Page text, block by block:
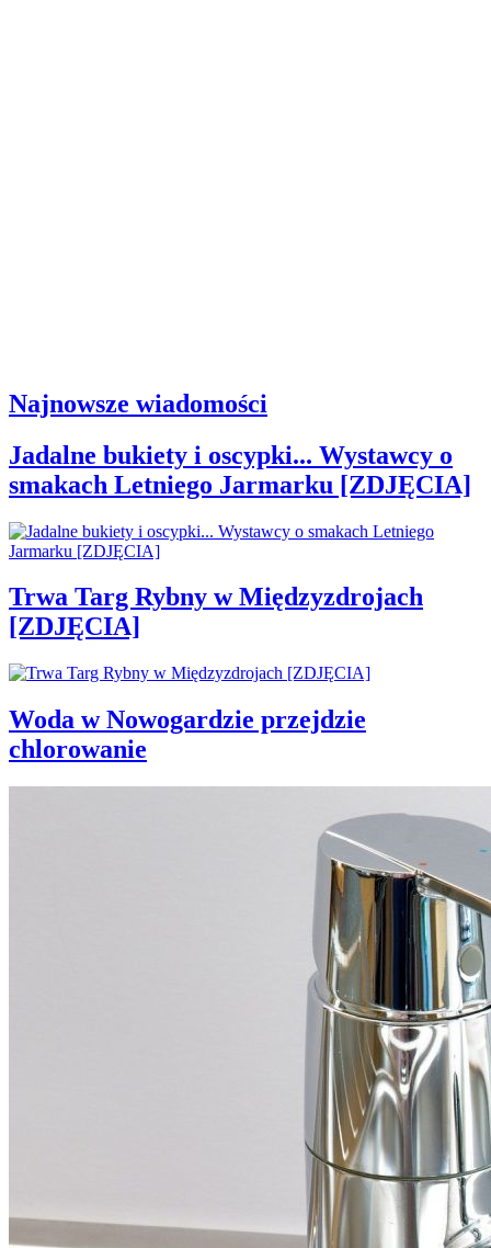
Najnowsze wiadomości
Jadalne bukiety i oscypki... Wystawcy o
smakach Letniego Jarmarku [ZDJĘCIA]
Trwa Targ Rybny w Międzyzdrojach
[ZDJĘCIA]
Woda w Nowogardzie przejdzie
chlorowanie